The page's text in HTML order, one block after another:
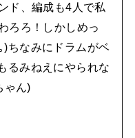
ド、編成も4人で私
ろろ！しかしめっ
)ちなみにドラムがベ
るみねえにやられな
ゃん)